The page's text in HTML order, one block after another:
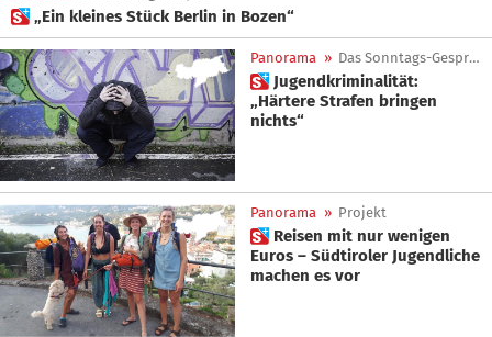
 „Ein kleines Stück Berlin in Bozen“
Panorama » Das Sonntags-Gespräch
 Jugendkriminalität:
„Härtere Strafen bringen
nichts“
Panorama » Projekt
 Reisen mit nur wenigen
Euros – Südtiroler Jugendliche
machen es vor